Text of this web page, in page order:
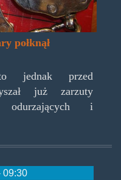
połknął
jednak przed
już zarzuty
odurzających i
09:30